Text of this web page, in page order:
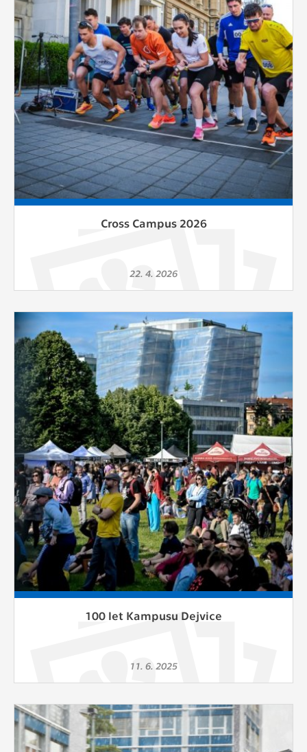
Cookies, které aplikace nedokáže zařadit.
Naším cílem je, aby tato kategorie
zůstala prázdná a všechny cookies byly
přiřazeny do některé z kategorií
uvedených výše.
Cross Campus 2026
22. 4. 2026
100 let Kampusu Dejvice
11. 6. 2025